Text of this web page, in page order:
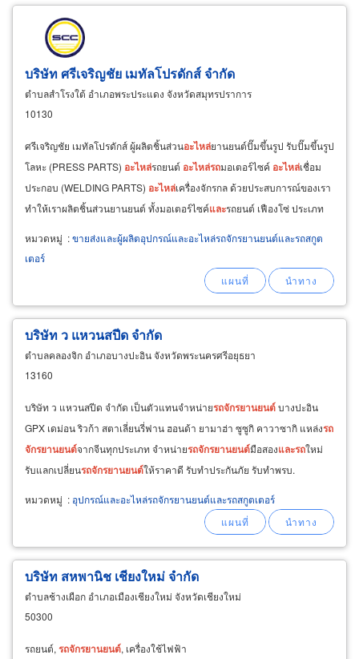
บริษัท ศรีเจริญชัย เมทัลโปรดักส์ จำกัด
ตำบลสำโรงใต้ อำเภอพระประแดง จังหวัดสมุทรปราการ
10130
ศรีเจริญชัย เมทัลโปรดักส์ ผู้ผลิตชิ้นส่วนอะไหล่ยานยนต์ปั๊มขึ้นรูป รับปั๊มขึ้นรูป
โลหะ (PRESS PARTS) อะไหล่รถยนต์ อะไหล่รถมอเตอร์ไซค์ อะไหล่เชื่อม
ประกอบ (WELDING PARTS) อะไหล่เครื่องจักรกล ด้วยประสบการณ์ของเรา
ทำให้เราผลิตชิ้นส่วนยานยนต์ ทั้งมอเตอร์ไซค์และรถยนต์ เฟืองโซ่ ประเภท
หมวดหมู่ :ขายส่งและผู้ผลิตอุปกรณ์และอะไหล่รถจักรยานยนต์และรถสกูต
เตอร์
บริษัท ว แหวนสปีด จำกัด
ตำบลคลองจิก อำเภอบางปะอิน จังหวัดพระนครศรีอยุธยา
13160
บริษัท ว แหวนสปีด จำกัด เป็นตัวแทนจำหน่ายรถจักรยานยนต์บางปะอิน
GPX เดม่อน ริวก้า สตาเลี่ยนรี่ฟาน ฮอนด้า ยามาฮ่า ซูซูกิ คาวาซากิ แหล่งรถ
จักรยานยนต์จากจีนทุกประเภท จำหน่ายรถจักรยานยนต์มือสองและรถใหม่
รับแลกเปลี่ยนรถจักรยานยนต์ให้ราคาดี รับทำประกันภัย รับทำพรบ.
หมวดหมู่ : อุปกรณ์และอะไหล่รถจักรยานยนต์และรถสกูตเตอร์
บริษัท สหพานิช เชียงใหม่ จำกัด
ตำบลช้างเผือก อำเภอเมืองเชียงใหม่ จังหวัดเชียงใหม่
50300
รถยนต์, รถจักรยานยนต์, เครื่องใช้ไฟฟ้า